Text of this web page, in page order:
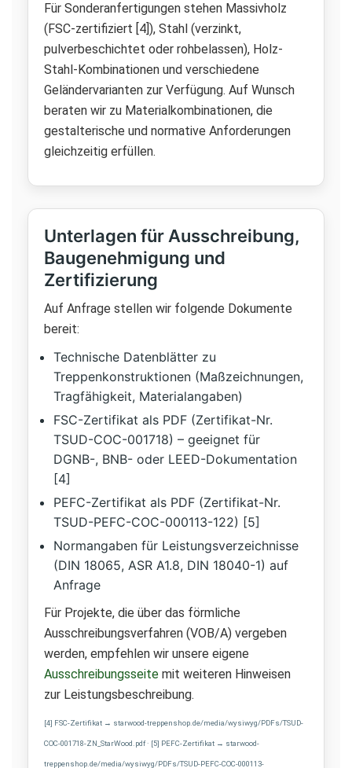
Für Sonderanfertigungen stehen Massivholz
(FSC-zertifiziert [4]), Stahl (verzinkt,
pulverbeschichtet oder rohbelassen), Holz-
Stahl-Kombinationen und verschiedene
Geländervarianten zur Verfügung. Auf Wunsch
beraten wir zu Materialkombinationen, die
gestalterische und normative Anforderungen
gleichzeitig erfüllen.
Unterlagen für Ausschreibung,
Baugenehmigung und
Zertifizierung
Auf Anfrage stellen wir folgende Dokumente
bereit:
Technische Datenblätter zu
Treppenkonstruktionen (Maßzeichnungen,
Tragfähigkeit, Materialangaben)
FSC-Zertifikat als PDF (Zertifikat-Nr.
TSUD-COC-001718) – geeignet für
DGNB-, BNB- oder LEED-Dokumentation
[4]
PEFC-Zertifikat als PDF (Zertifikat-Nr.
TSUD-PEFC-COC-000113-122) [5]
Normangaben für Leistungsverzeichnisse
(DIN 18065, ASR A1.8, DIN 18040-1) auf
Anfrage
Für Projekte, die über das förmliche
Ausschreibungsverfahren (VOB/A) vergeben
werden, empfehlen wir unsere eigene
Ausschreibungsseite mit weiteren Hinweisen
zur Leistungsbeschreibung.
[4] FSC-Zertifikat → starwood-treppenshop.de/media/wysiwyg/PDFs/TSUD-
COC-001718-ZN_StarWood.pdf · [5] PEFC-Zertifikat → starwood-
treppenshop.de/media/wysiwyg/PDFs/TSUD-PEFC-COC-000113-